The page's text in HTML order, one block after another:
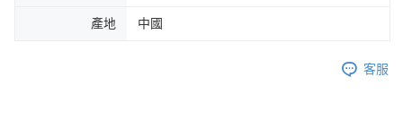
產地 中國
客服